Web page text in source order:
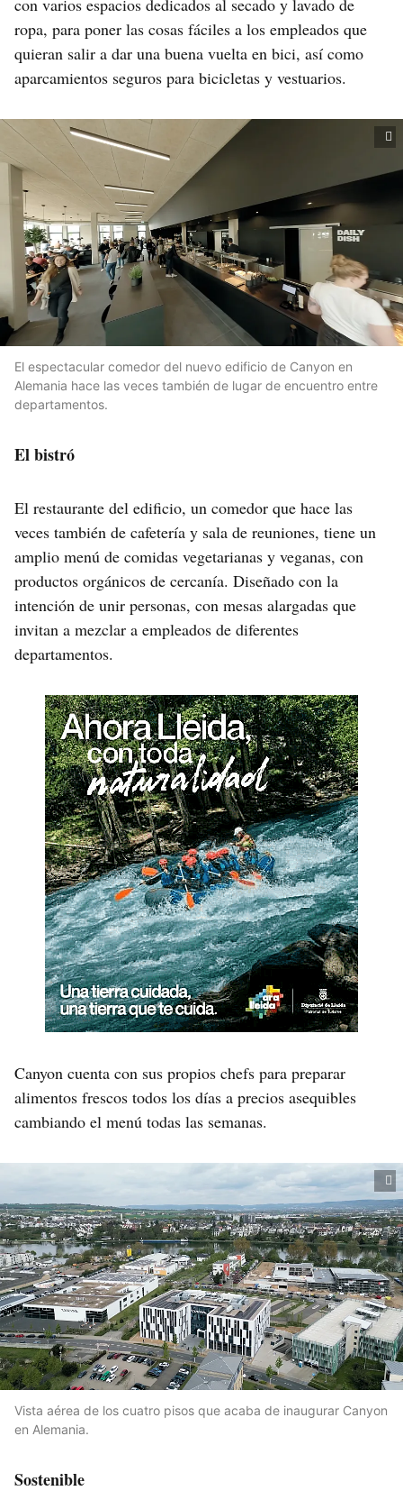
ropa, para poner las cosas fáciles a los empleados que
quieran salir a dar una buena vuelta en bici, así como
aparcamientos seguros para bicicletas y vestuarios.
El espectacular comedor del nuevo edificio de Canyon en
Alemania hace las veces también de lugar de encuentro entre
departamentos.
El bistró
El restaurante del edificio, un comedor que hace las
veces también de cafetería y sala de reuniones, tiene un
amplio menú de comidas vegetarianas y veganas, con
productos orgánicos de cercanía. Diseñado con la
intención de unir personas, con mesas alargadas que
invitan a mezclar a empleados de diferentes
departamentos.
Canyon cuenta con sus propios chefs para preparar
alimentos frescos todos los días a precios asequibles
cambiando el menú todas las semanas.
Vista aérea de los cuatro pisos que acaba de inaugurar Canyon
en Alemania.
Sostenible